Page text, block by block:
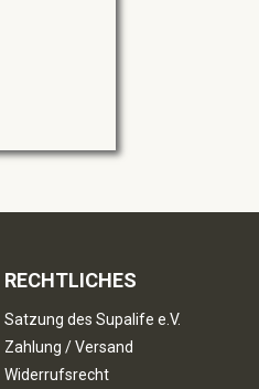
RECHTLICHES
Satzung des Supalife e.V.
Zahlung / Versand
Widerrufsrecht